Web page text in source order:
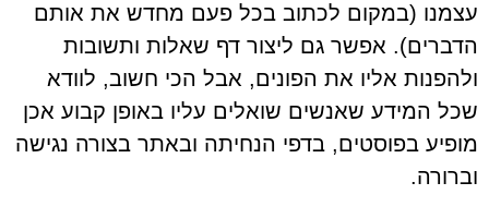
עצמנו (במקום לכתוב בכל פעם מחדש את אותם
הדברים). אפשר גם ליצור דף שאלות ותשובות
ולהפנות אליו את הפונים, אבל הכי חשוב, לוודא
שכל המידע שאנשים שואלים עליו באופן קבוע אכן
מופיע בפוסטים, בדפי הנחיתה ובאתר בצורה נגישה
וברורה.